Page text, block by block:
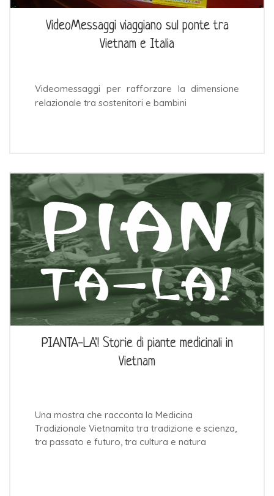
VideoMessaggi viaggiano sul ponte tra
Vietnam e Italia
Videomessaggi per rafforzare la dimensione
relazionale tra sostenitori e bambini
PIANTA-LA'! Storie di piante medicinali in
Vietnam
Una mostra che racconta la Medicina
Tradizionale Vietnamita tra tradizione e scienza,
tra passato e futuro, tra cultura e natura